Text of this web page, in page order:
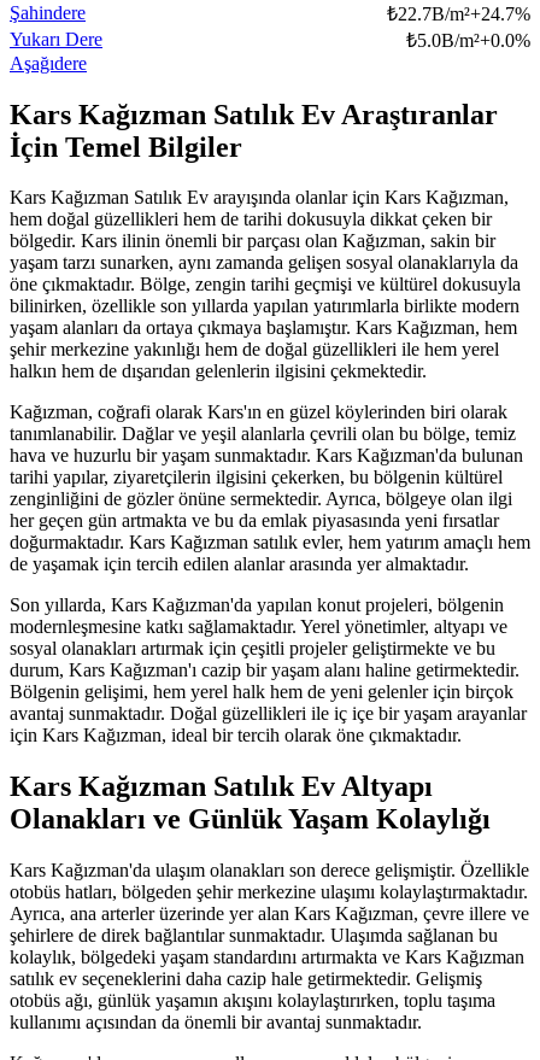
Şahindere ₺22.7B/m²+24.7%
Yukarı Dere
₺5.0B/m²+0.0%
Aşağıdere
Kars Kağızman Satılık Ev Araştıranlar
İçin Temel Bilgiler
Kars Kağızman Satılık Ev arayışında olanlar için Kars Kağızman,
hem doğal güzellikleri hem de tarihi dokusuyla dikkat çeken bir
bölgedir. Kars ilinin önemli bir parçası olan Kağızman, sakin bir
yaşam tarzı sunarken, aynı zamanda gelişen sosyal olanaklarıyla da
öne çıkmaktadır. Bölge, zengin tarihi geçmişi ve kültürel dokusuyla
bilinirken, özellikle son yıllarda yapılan yatırımlarla birlikte modern
yaşam alanları da ortaya çıkmaya başlamıştır. Kars Kağızman, hem
şehir merkezine yakınlığı hem de doğal güzellikleri ile hem yerel
halkın hem de dışarıdan gelenlerin ilgisini çekmektedir.
Kağızman, coğrafi olarak Kars'ın en güzel köylerinden biri olarak
tanımlanabilir. Dağlar ve yeşil alanlarla çevrili olan bu bölge, temiz
hava ve huzurlu bir yaşam sunmaktadır. Kars Kağızman'da bulunan
tarihi yapılar, ziyaretçilerin ilgisini çekerken, bu bölgenin kültürel
zenginliğini de gözler önüne sermektedir. Ayrıca, bölgeye olan ilgi
her geçen gün artmakta ve bu da emlak piyasasında yeni fırsatlar
doğurmaktadır. Kars Kağızman satılık evler, hem yatırım amaçlı hem
de yaşamak için tercih edilen alanlar arasında yer almaktadır.
Son yıllarda, Kars Kağızman'da yapılan konut projeleri, bölgenin
modernleşmesine katkı sağlamaktadır. Yerel yönetimler, altyapı ve
sosyal olanakları artırmak için çeşitli projeler geliştirmekte ve bu
durum, Kars Kağızman'ı cazip bir yaşam alanı haline getirmektedir.
Bölgenin gelişimi, hem yerel halk hem de yeni gelenler için birçok
avantaj sunmaktadır. Doğal güzellikleri ile iç içe bir yaşam arayanlar
için Kars Kağızman, ideal bir tercih olarak öne çıkmaktadır.
Kars Kağızman Satılık Ev Altyapı
Olanakları ve Günlük Yaşam Kolaylığı
Kars Kağızman'da ulaşım olanakları son derece gelişmiştir. Özellikle
otobüs hatları, bölgeden şehir merkezine ulaşımı kolaylaştırmaktadır.
Ayrıca, ana arterler üzerinde yer alan Kars Kağızman, çevre illere ve
şehirlere de direk bağlantılar sunmaktadır. Ulaşımda sağlanan bu
kolaylık, bölgedeki yaşam standardını artırmakta ve Kars Kağızman
satılık ev seçeneklerini daha cazip hale getirmektedir. Gelişmiş
otobüs ağı, günlük yaşamın akışını kolaylaştırırken, toplu taşıma
kullanımı açısından da önemli bir avantaj sunmaktadır.